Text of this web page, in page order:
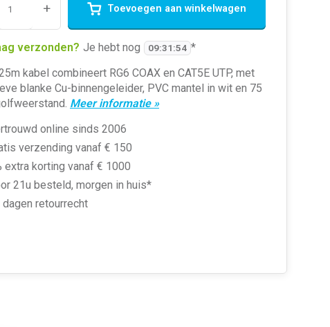
+ Toevoegen aan winkelwagen
verzonden? Je hebt nog 09:31:54 *
kabel combineert RG6 COAX en CAT5E UTP, met
blanke Cu-binnengeleider, PVC mantel in wit en 75
Meer informatie »
online sinds 2006
verzending vanaf € 150
extra korting vanaf € 1000
21u besteld, morgen in huis*
dagen retourrecht